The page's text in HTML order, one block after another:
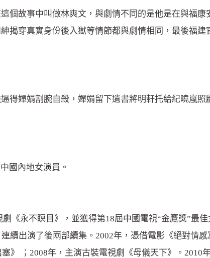
個故事中叫做林爽文，與劇情不同的是他是在與福康
揭穿真實身份後入獄等情節都與劇情相同，最後福建
得嬋娟割腕自殺，嬋娟留下遺書將明軒托給紀曉嵐照
國內地女演員。
《永不瞑目》，並獲得第18屆中國電視“金鷹獎”最佳
續出演了後兩部續集。2002年，憑借電影《絕對情感
》 ；2008年，主演古裝電視劇《母儀天下》。2010